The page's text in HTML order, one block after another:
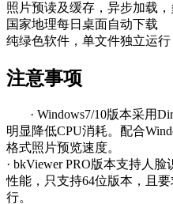
照片预读及缓存，异步加载
国家地理每日桌面自动下载
纯绿色软件，单文件独立运行
注意事项
· Windows7/10版本采用
明显降低CPU消耗。配合
格式照片预览速度。
· bkViewer PRO版本支持人
性能，只支持64位版本，且
行。